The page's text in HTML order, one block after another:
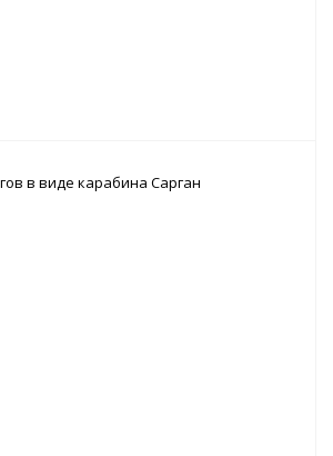
в виде карабина Сарган